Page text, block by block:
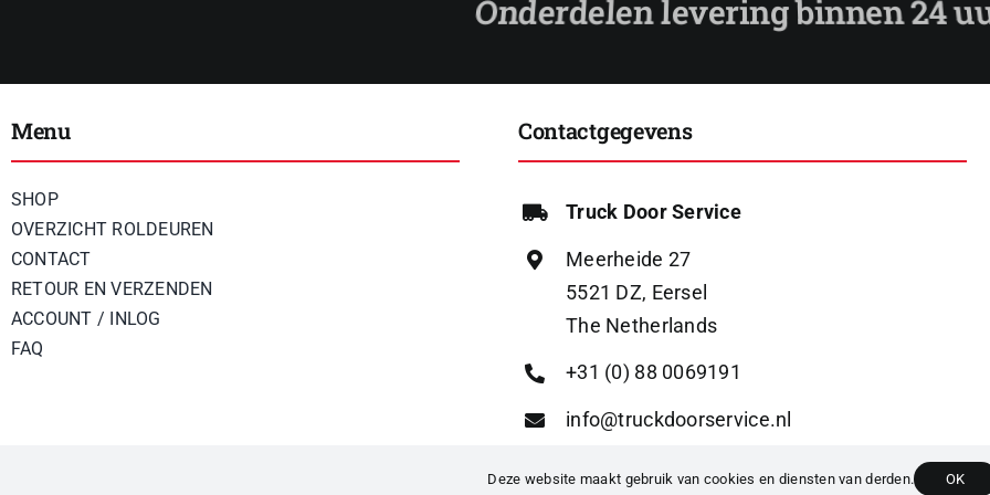
Menu
SHOP
OVERZICHT ROLDEUREN
CONTACT
RETOUR EN VERZENDEN
ACCOUNT / INLOG
FAQ
Contactgegevens
Truck Door Service
Meerheide 27
5521 DZ, Eersel
The Netherlands
+31 (0) 88 0069191
info@truckdoorservice.nl
Deze website maakt gebruik van cookies en diensten van derden. OK